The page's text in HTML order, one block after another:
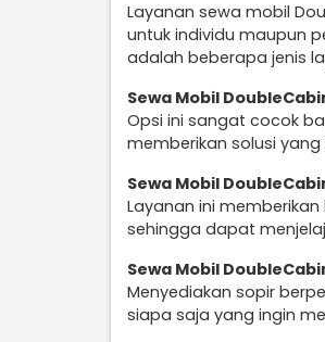
Layanan sewa mobil
untuk individu maupun
adalah beberapa jenis
Sewa Mobil
Opsi ini sangat cocok
memberikan solusi
Sewa Mobil
Layanan ini
sehingga dapat
Sewa Mobil
Menyediakan sopir
siapa saja yang ingin